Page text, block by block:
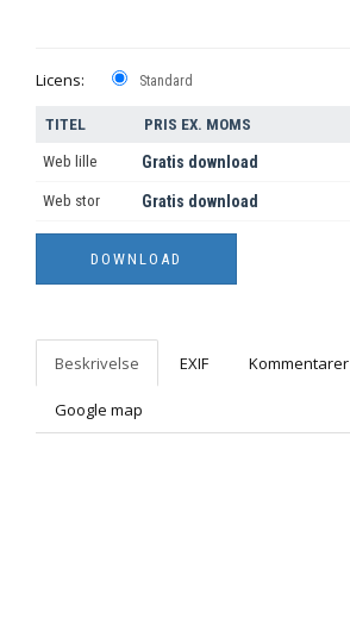
Licens: Standard
TITEL PRIS EX. MOMS
Web lille Gratis download
Web stor Gratis download
Beskrivelse EXIF Kommentarer
Google map